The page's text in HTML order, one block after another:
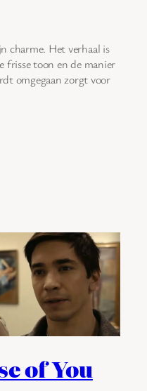
charme. Het verhaal is
frisse toon en de manier
omgegaan zorgt voor
of You